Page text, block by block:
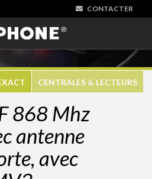
CONTACTER
CENTRALES & LECTEURS
868 Mhz
antenne
avec